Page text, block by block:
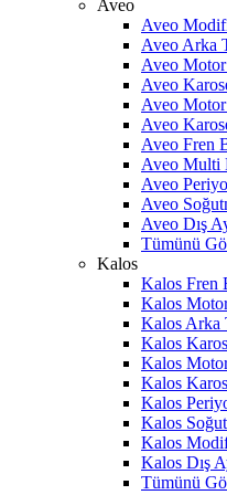
Aveo
Aveo
Aveo Arka
Aveo Motor
Aveo
Aveo Motor
Aveo
Aveo Fren
Aveo Multi
Aveo
Aveo
Aveo Dış
Tümünü
Kalos
Kalos Fren
Kalos
Kalos Arka
Kalos
Kalos
Kalos
Kalos
Kalos
Kalos
Kalos Dış
Tümünü